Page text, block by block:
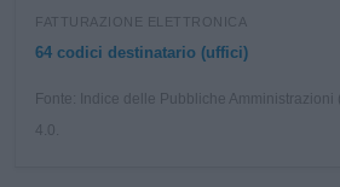
FATTURAZIONE ELETTRONICA
64 codici destinatario (uffici)
Fonte: Indice delle Pubbliche Amministrazioni